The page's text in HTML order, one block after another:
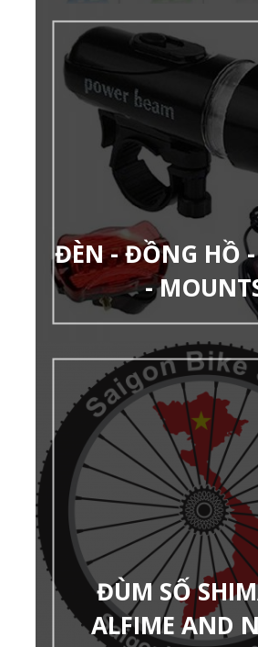
ĐÈN - ĐỒNG HỒ
-
ĐÙM SỐ
ALFIME AND